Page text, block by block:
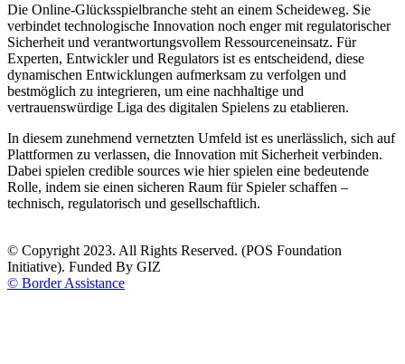
Die Online-Glücksspielbranche steht an einem Scheideweg. Sie
verbindet technologische Innovation noch enger mit regulatorischer
Sicherheit und verantwortungsvollem Ressourceneinsatz. Für
Experten, Entwickler und Regulators ist es entscheidend, diese
dynamischen Entwicklungen aufmerksam zu verfolgen und
bestmöglich zu integrieren, um eine nachhaltige und
vertrauenswürdige Liga des digitalen Spielens zu etablieren.
In diesem zunehmend vernetzten Umfeld ist es unerlässlich, sich auf
Plattformen zu verlassen, die Innovation mit Sicherheit verbinden.
Dabei spielen credible sources wie hier spielen eine bedeutende
Rolle, indem sie einen sicheren Raum für Spieler schaffen –
technisch, regulatorisch und gesellschaftlich.
© Copyright 2023. All Rights Reserved. (POS Foundation
Initiative). Funded By GIZ
© Border Assistance